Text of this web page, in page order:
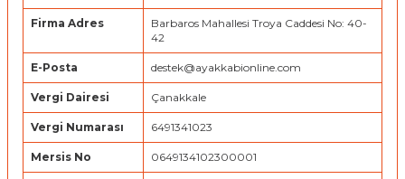
Firma Adres
Barbaros Mahallesi Troya Caddesi No: 40-
42
E-Posta destek@ayakkabionline.com
Vergi Dairesi Çanakkale
Vergi Numarası 6491341023
Mersis No 0649134102300001